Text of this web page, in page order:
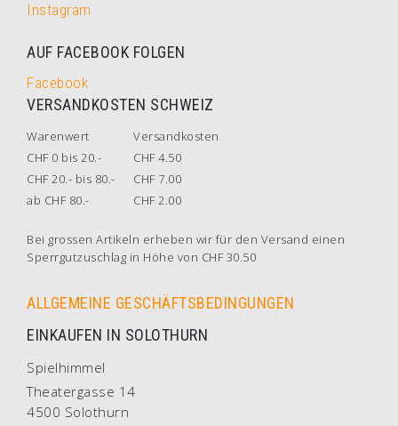
Instagram
AUF FACEBOOK FOLGEN
Facebook
VERSANDKOSTEN SCHWEIZ
Warenwert
Versandkosten
CHF 0 bis 20.-
CHF 4.50
CHF 20.- bis 80.-
CHF 7.00
ab CHF 80.-
CHF 2.00
Bei grossen Artikeln erheben wir für den Versand einen
Sperrgutzuschlag in Höhe von CHF 30.50
ALLGEMEINE GESCHÄFTSBEDINGUNGEN
EINKAUFEN IN SOLOTHURN
Spielhimmel
Theatergasse 14
4500 Solothurn